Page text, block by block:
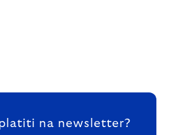
na newsletter?